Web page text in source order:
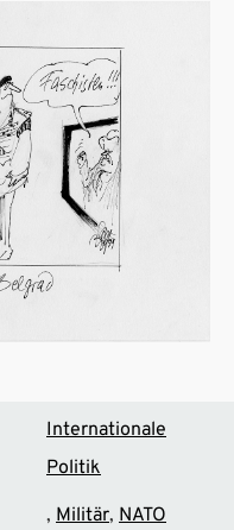
Internationale
Politik
Militär NATO